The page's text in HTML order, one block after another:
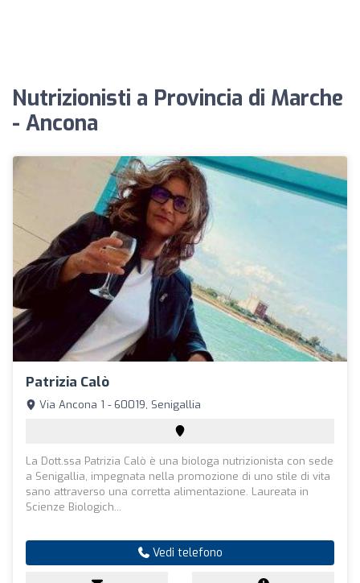
Nutrizionisti a Provincia di Marche
- Ancona
Patrizia Calò
Via Ancona 1 - 60019, Senigallia
La Dott.ssa Patrizia Calò è una biologa nutrizionista con sede
a Senigallia, impegnata nella promozione di uno stile di vita
sano attraverso una corretta alimentazione. Laureata in
Scienze Biologich...
Vedi telefono